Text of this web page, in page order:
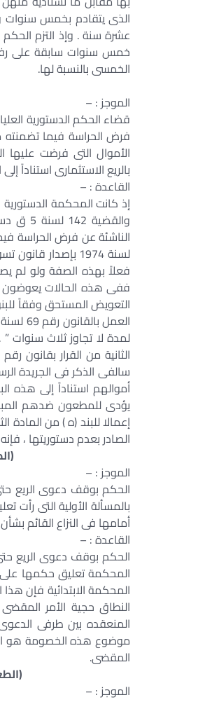
الذى يتقادم بخمس سنوات
عشرة سنة . وإذ التزم
خمس سنوات سابقة على رفع
الخمسى بالنسبة لها.
الموجز : –
الأموال التى فرضت عليها
بالريع الاستثمارى استناداً
القاعدة : –
لسنة 1974
فعلاً بهذه الصفة ولو لم
ففى هذه الحالات يعوضون
سالفى الذكر فى الجريدة
أموالهم استناداً إلى هذه
الصادر بعدم دستوريتها ،
(الطعن
الموجز : –
الحكم بوقف دعوى الريع
بالمسألة الأولية التى رأت
أمامها فى النزاع القائم
القاعدة : –
الحكم بوقف دعوى الريع
المحكمة تعليق حكمها على
المحكمة الابتدائية فإن
النطاق حجية الأمر
المنعقده بين طرفى
موضوع هذه الخصومة هو
المقضى.
(الطعن رقم 3557
الموجز : –